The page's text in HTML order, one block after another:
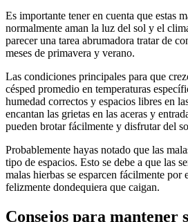
Es importante tener en cuenta que estas
normalmente aman la luz del sol y el
parecer una tarea abrumadora tratar de
meses de primavera y verano.
Las condiciones principales para que
césped promedio en temperaturas
humedad correctos y espacios libres en
encantan las grietas en las aceras y
pueden brotar fácilmente y disfrutar del
Probablemente hayas notado que las
tipo de espacios. Esto se debe a que las
malas hierbas se esparcen fácilmente por
felizmente dondequiera que caigan.
Consejos para mantener